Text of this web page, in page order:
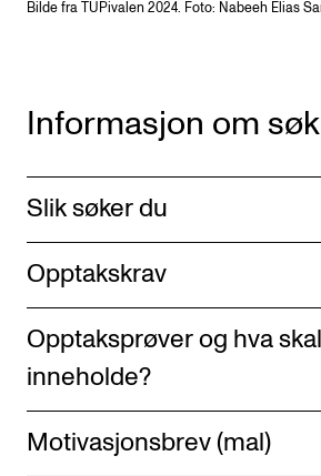
Bilde fra TUPivalen 2024. Foto: Nabeeh Elias
Informasjon om
Slik søker du
Opptakskrav
Opptaksprøver og hva
inneholde?
Motivasjonsbrev (mal)